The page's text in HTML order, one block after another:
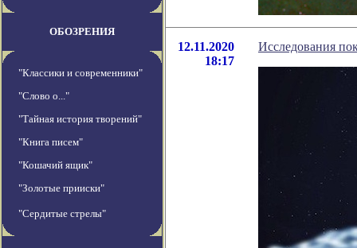
ОБОЗРЕНИЯ
"Классики и современники"
"Слово о..."
"Тайная история творений"
"Книга писем"
"Кошачий ящик"
"Золотые прииски"
"Сердитые стрелы"
12.11.2020
18:17
Исследования